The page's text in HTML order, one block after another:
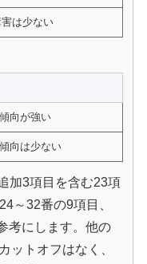
は少ない
向が強い
向は少ない
加3項目を含む23項
～32番の9項目、
考にします。他の
ットオフはなく、